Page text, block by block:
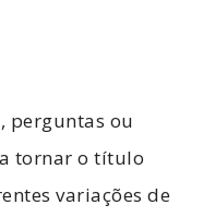
perguntas ou
tornar o título
variações de